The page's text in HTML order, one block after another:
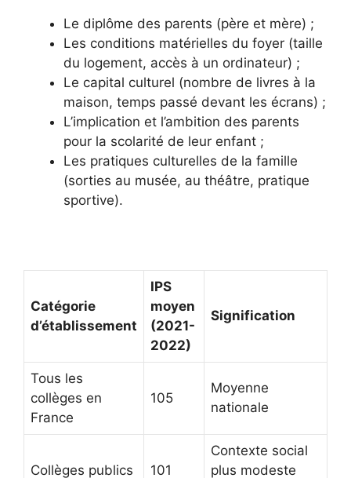
Le diplôme des parents (père et mère) ;
Les conditions matérielles du foyer (taille
du logement, accès à un ordinateur) ;
Le capital culturel (nombre de livres à la
maison, temps passé devant les écrans) ;
L’implication et l’ambition des parents
pour la scolarité de leur enfant ;
Les pratiques culturelles de la famille
(sorties au musée, au théâtre, pratique
sportive).
Catégorie
d’établissement
IPS
moyen
(2021-
2022)
Signification
Tous les
collèges en
France
105
Moyenne
nationale
Collèges publics 101
Contexte social
plus modeste